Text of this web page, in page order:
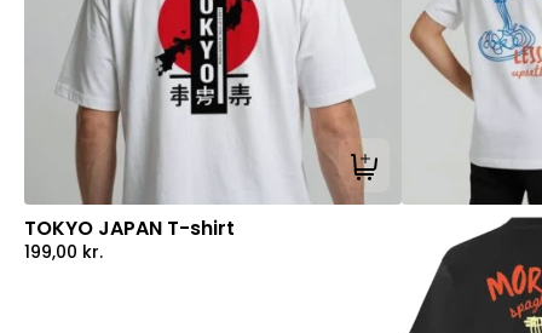
Tilføj til kurv
TOKYO JAPAN T-shirt
199,00 kr.